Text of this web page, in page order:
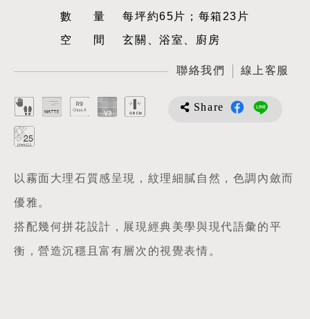
數量每坪約65片；每箱23片
空間玄關、浴室、廚房
聯絡我們 線上客服
Share
以霧面大理石質感呈現，紋理細膩自然，色調內斂而
優雅。
搭配幾何拼花設計，展現經典美學與現代語彙的平
衡，營造沉穩且富有層次的視覺表情。